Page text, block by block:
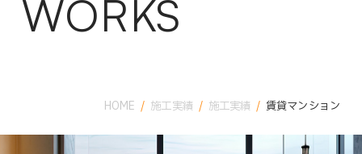
WORKS
HOME / 施工実績 / 施工実績 / 賃貸マンション